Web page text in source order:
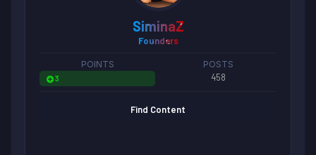
SiminaZ
Founders
POINTS
3
POSTS
458
Find Content